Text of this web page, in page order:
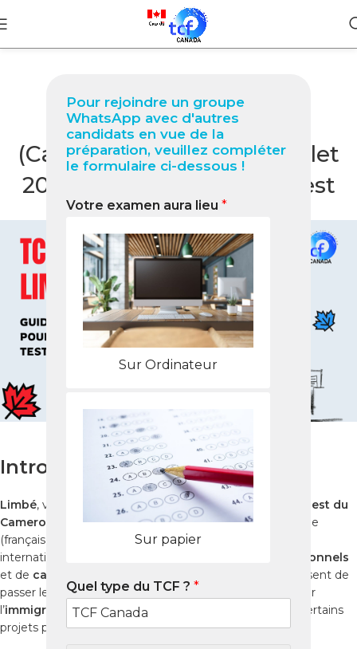
Pour rejoindre un groupe
WhatsApp avec d'autres
candidats en vue de la
préparation, veuillez compléter
le formulaire ci-dessous !
Votre examen aura lieu *
Sur Ordinateur
Sur papier
Quel type du TCF ? *
BLOG
TCF Canada à Limbé
(Cameroun) : Guide complet
2026 pour réussir votre test
NabilOn mai 25, 2026
Introduction
Limbé, ville côtière dynamique de laRégion du Sud-Ouest du
Cameroun
, est connue pour son environnement bilingue
(français / anglais), ses universités et son ouverture
internationale. De plus en plus d’
professionnels
et de candidats à l’immigration
basés à Limbé choisissent de
passer le
TCF Canada, test officiel de français exigé pour
l’immigration canadienne
et certains
projets professionnels.